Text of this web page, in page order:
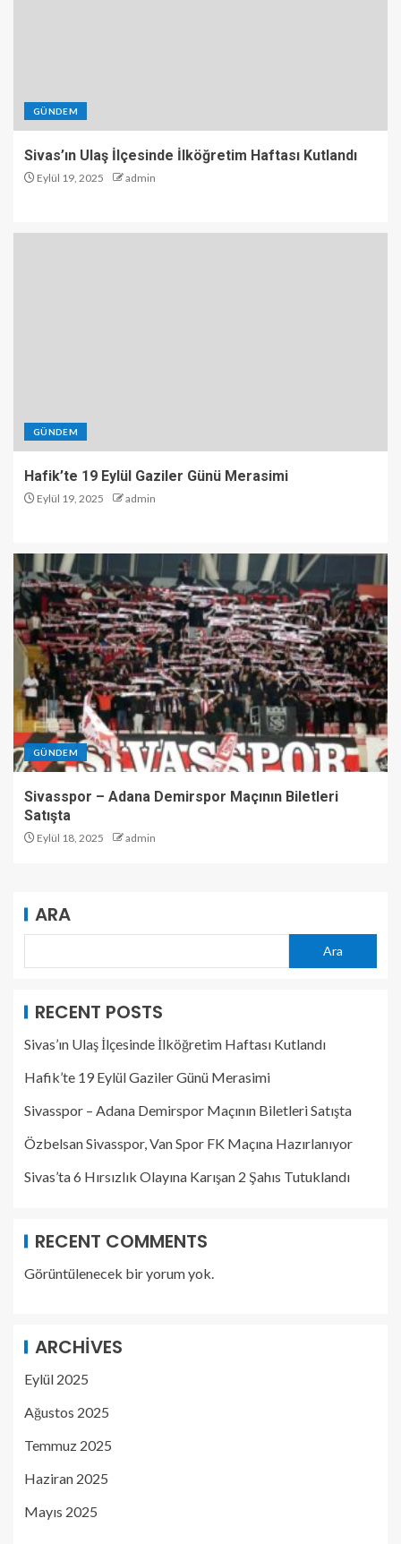
GÜNDEM
Sivas’ın Ulaş İlçesinde İlköğretim Haftası Kutlandı
Eylül 19, 2025 admin
GÜNDEM
Hafik’te 19 Eylül Gaziler Günü Merasimi
Eylül 19, 2025 admin
GÜNDEM
Sivasspor – Adana Demirspor Maçının Biletleri
Satışta
Eylül 18, 2025 admin
ARA
Ara
RECENT POSTS
Sivas’ın Ulaş İlçesinde İlköğretim Haftası Kutlandı
Hafik’te 19 Eylül Gaziler Günü Merasimi
Sivasspor – Adana Demirspor Maçının Biletleri Satışta
Özbelsan Sivasspor, Van Spor FK Maçına Hazırlanıyor
Sivas’ta 6 Hırsızlık Olayına Karışan 2 Şahıs Tutuklandı
RECENT COMMENTS
Görüntülenecek bir yorum yok.
ARCHIVES
Eylül 2025
Ağustos 2025
Temmuz 2025
Haziran 2025
Mayıs 2025